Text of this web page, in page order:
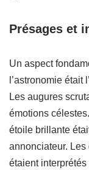
Présages et
Un aspect
l’astronomie était
Les augures
émotions
étoile brillante
annonciateur.
étaient